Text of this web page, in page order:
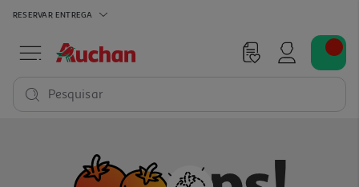
RESERVAR ENTREGA
Pesquisar